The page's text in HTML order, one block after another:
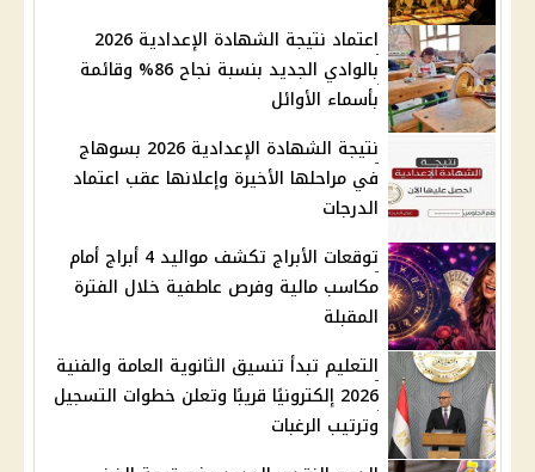
اعتماد نتيجة الشهادة الإعدادية 2026
بالوادي الجديد بنسبة نجاح 86% وقائمة
بأسماء الأوائل
نتيجة الشهادة الإعدادية 2026 بسوهاج
في مراحلها الأخيرة وإعلانها عقب اعتماد
الدرجات
توقعات الأبراج تكشف مواليد 4 أبراج أمام
مكاسب مالية وفرص عاطفية خلال الفترة
المقبلة
التعليم تبدأ تنسيق الثانوية العامة والفنية
2026 إلكترونيًا قريبًا وتعلن خطوات التسجيل
وترتيب الرغبات